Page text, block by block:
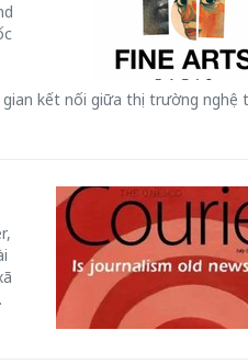
kết nối giữa thị trường nghệ